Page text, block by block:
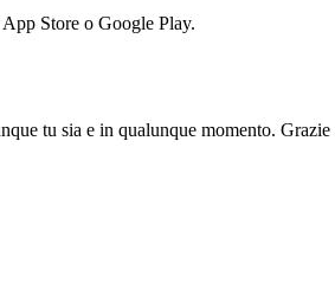
Store o Google Play.
tu sia e in qualunque momento.